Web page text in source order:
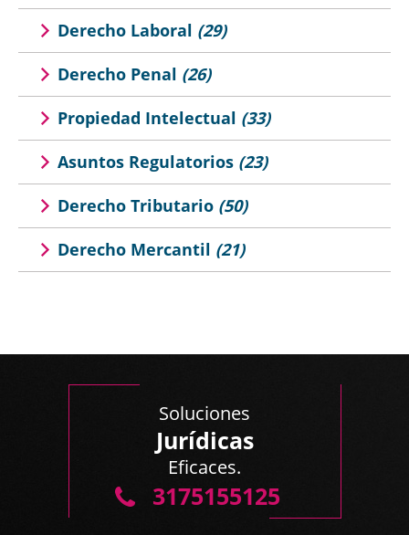
Derecho Laboral (29)
Derecho Penal (26)
Propiedad Intelectual (33)
Asuntos Regulatorios (23)
Derecho Tributario (50)
Derecho Mercantil (21)
Soluciones
Jurídicas
Eficaces.
3175155125